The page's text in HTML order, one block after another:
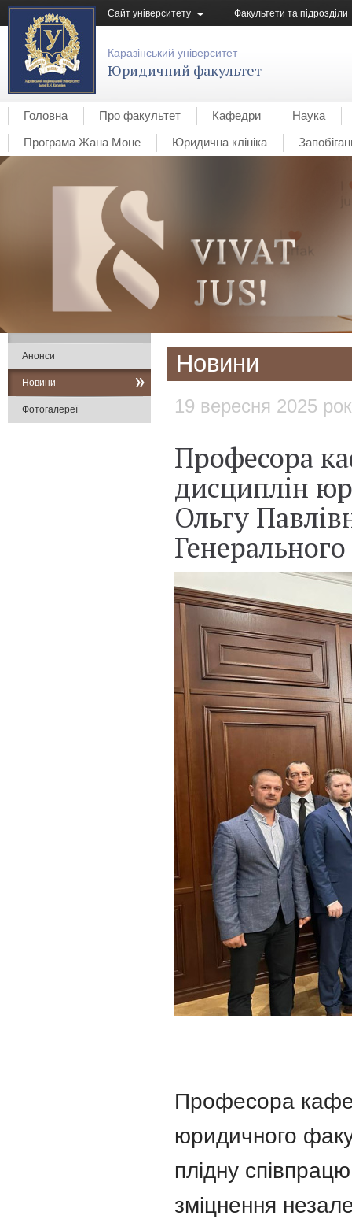
Сайт університету Факультети та підрозділи
Каразінський університет
Юридичний факультет
Головна Про факультет Кафедри
Наука
Програма Жана Моне
Юридична клініка
Новини
19 вересня 2025
Професора
дисциплін
Ольгу
Професора
юридичного
плідну
зміцнення
Анонси
Новини
Фотогалереї